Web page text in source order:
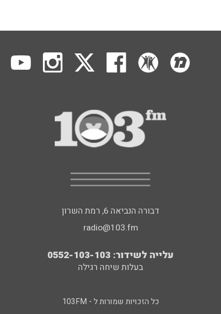
דבורה הנביאה 6, רמת השרון
radio@103.fm
עלייה לשידור: 0552-103-103
בעלות שיחה רגילה
כל הזכויות שמורות ל - 103FM